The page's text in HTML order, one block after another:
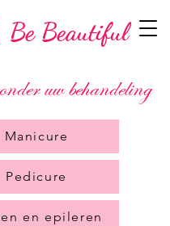
Be Beautiful
uw behandeling
Manicure
Pedicure
en epileren